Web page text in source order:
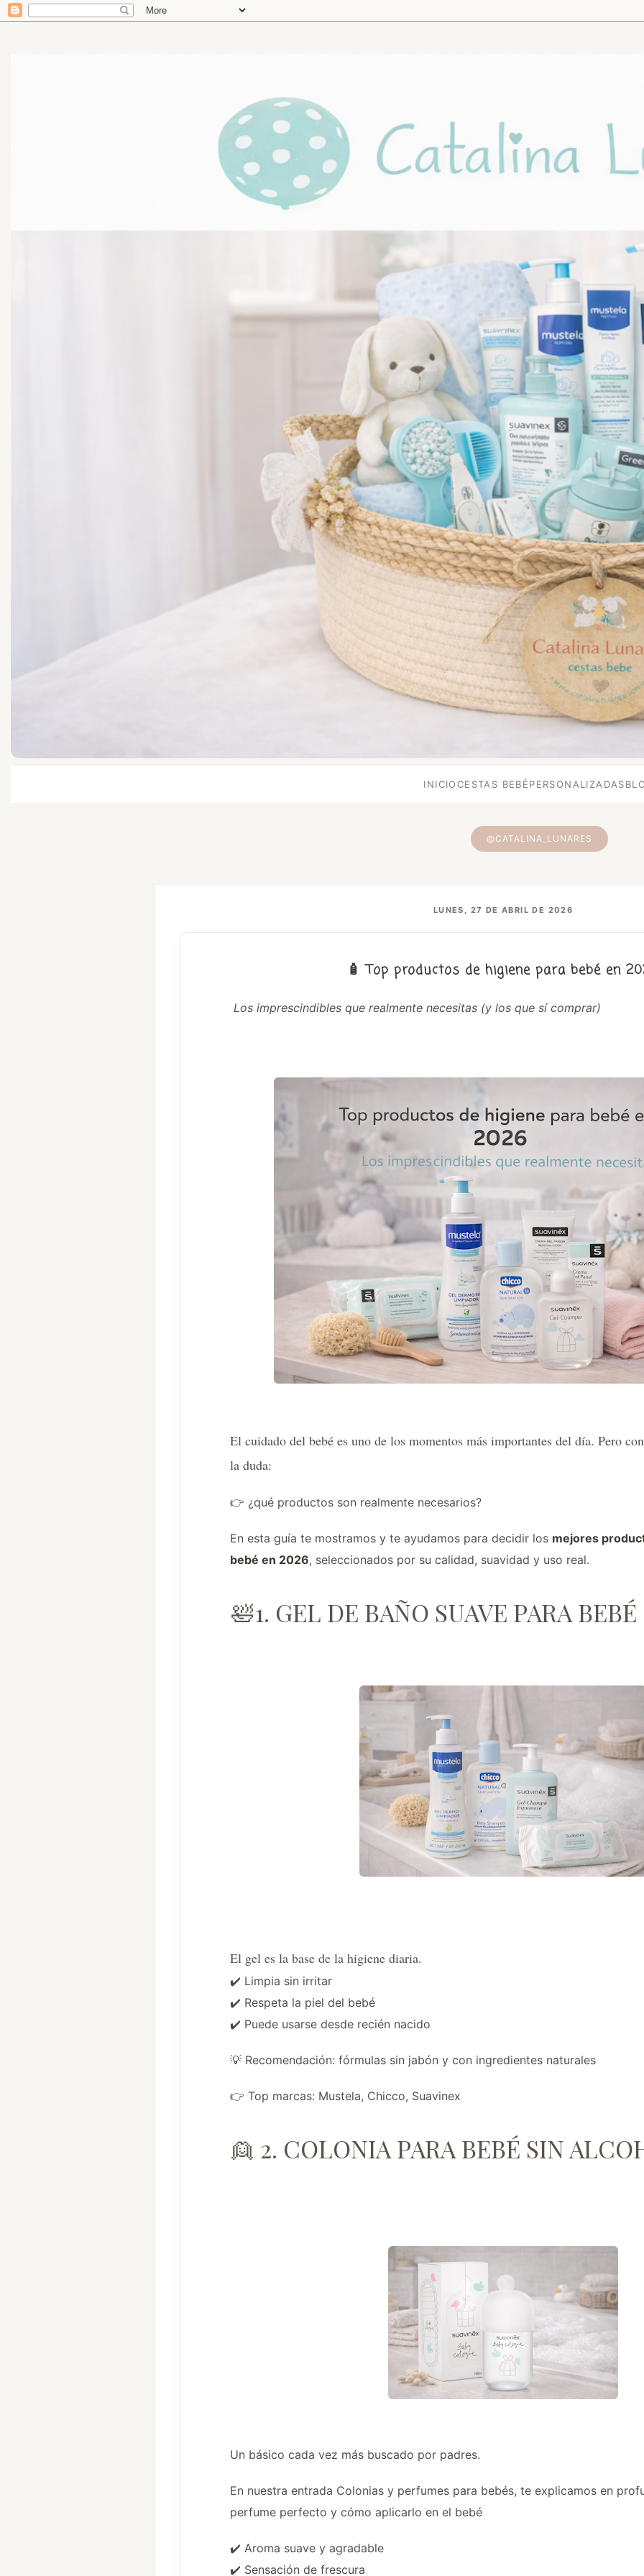
INICIOCESTAS BEBÉPERSONALIZADAS
@CATALINA_LUNARES
LUNES, 27 DE ABRIL DE 2026
🧴 Top productos de higiene para bebé en
Los imprescindibles que realmente necesitas (y los que sí comprar)
El cuidado del bebé es uno de los momentos más importantes del día. Pero
la duda:
👉 ¿qué productos son realmente necesarios?
En esta guía te mostramos y te ayudamos para decidir los mejores
bebé en 2026, seleccionados por su calidad, suavidad y uso real.
🛀1. GEL DE BAÑO SUAVE PARA BEBÉ
El gel es la base de la higiene diaria.
✔️ Limpia sin irritar
✔️ Respeta la piel del bebé
✔️ Puede usarse desde recién nacido
💡 Recomendación: fórmulas sin jabón y con ingredientes naturales
👉 Top marcas: Mustela, Chicco, Suavinex
👱 2. COLONIA PARA BEBÉ SIN
Un básico cada vez más buscado por padres.
En nuestra entrada Colonias y perfumes para bebés, te explicamos en
perfume perfecto y cómo aplicarlo en el bebé
✔️ Aroma suave y agradable
✔️ Sensación de frescura